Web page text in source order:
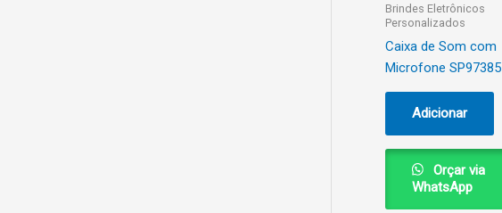
Brindes Eletrônicos
Personalizados
Caixa de Som com
Microfone SP97385
Adicionar
Orçar via
WhatsApp